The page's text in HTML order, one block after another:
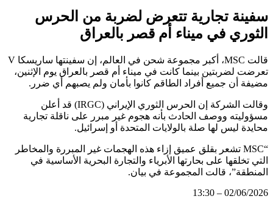
سفينة تجارية تتعرض لضربة من الحرس
الثوري في ميناء أم قصر بالعراق
قالت MSC، أكبر مجموعة شحن في العالم، إن سفينتها ساريسكا V
تعرضت لضربتين بينما كانت في ميناء أم قصر بالعراق يوم الإثنين،
مضيفة أن جميع أفراد الطاقم كانوا بأمان ولم يصبهم أي ضرر.
وقالت الشركة إن الحرس الثوري الإيراني (IRGC) قد أعلن
مسؤوليته ووصف الحادث بأنه هجوم غير مبرر على ناقلة تجارية
محايدة ليس لها صلة بالولايات المتحدة أو إسرائيل.
“MSC تشعر بقلق عميق إزاء هذه الهجمات غير المبررة والمخاطر
التي تخلقها على بحارتها الأبرياء والتجارة البحرية الأساسية في
المنطقة”، قالت المجموعة في بيان.
02/06/2026 – 13:30